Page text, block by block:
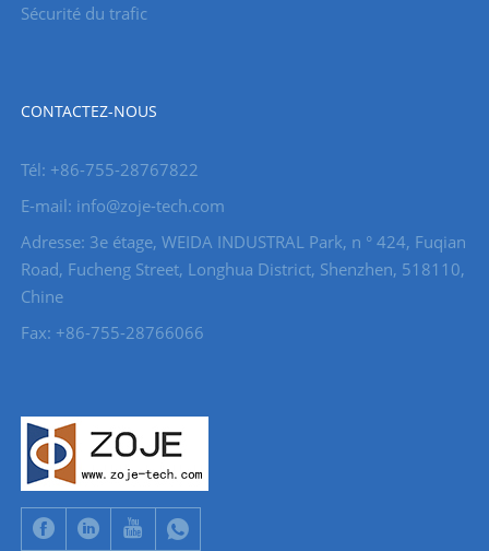
Sécurité du trafic
CONTACTEZ-NOUS
Tél: +86-755-28767822
E-mail: info@zoje-tech.com
Adresse: 3e étage, WEIDA INDUSTRAL Park, n ° 424, Fuqian
Road, Fucheng Street, Longhua District, Shenzhen, 518110,
Chine
Fax: +86-755-28766066